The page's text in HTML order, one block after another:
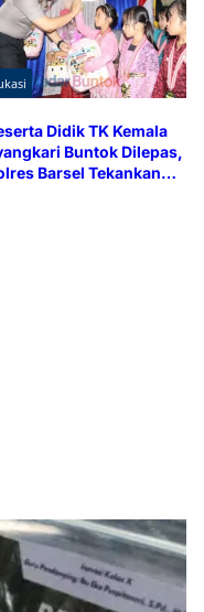
Didik TK Kemala
Buntok Dilepas,
Barsel Tekankan